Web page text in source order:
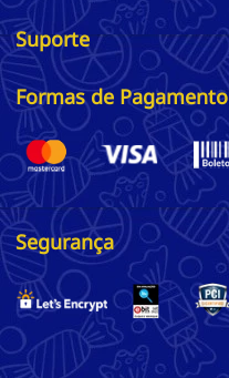
Suporte
Formas de Pagamento
Segurança